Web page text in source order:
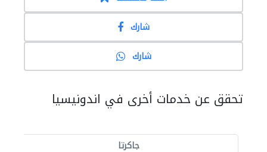
شارك
شارك
تحقق عن خدمات أخرى في اندونيسيا
جاكرتا